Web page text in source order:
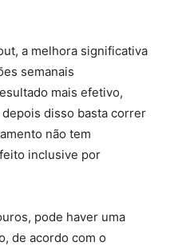
a melhora significativa
semanais
mais efetivo,
disso basta correr
não tem
inclusive por
pode haver uma
de acordo com o